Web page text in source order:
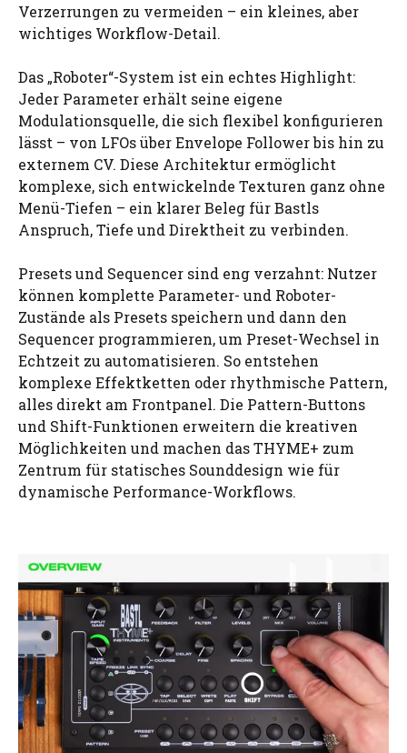
Verzerrungen zu vermeiden – ein kleines, aber
wichtiges Workflow-Detail.
Das „Roboter“-System ist ein echtes Highlight:
Jeder Parameter erhält seine eigene
Modulationsquelle, die sich flexibel konfigurieren
lässt – von LFOs über Envelope Follower bis hin zu
externem CV. Diese Architektur ermöglicht
komplexe, sich entwickelnde Texturen ganz ohne
Menü-Tiefen – ein klarer Beleg für Bastls
Anspruch, Tiefe und Direktheit zu verbinden.
Presets und Sequencer sind eng verzahnt: Nutzer
können komplette Parameter- und Roboter-
Zustände als Presets speichern und dann den
Sequencer programmieren, um Preset-Wechsel in
Echtzeit zu automatisieren. So entstehen
komplexe Effektketten oder rhythmische Pattern,
alles direkt am Frontpanel. Die Pattern-Buttons
und Shift-Funktionen erweitern die kreativen
Möglichkeiten und machen das THYME+ zum
Zentrum für statisches Sounddesign wie für
dynamische Performance-Workflows.